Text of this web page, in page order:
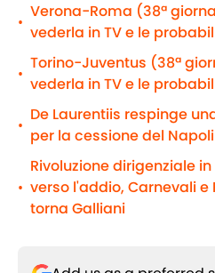
•
Verona-Roma (38ª
vederla in TV e le
•
Torino-Juventus (38ª
vederla in TV e le
•
De Laurentiis respinge
per la cessione del Napoli
•
Rivoluzione dirigenziale
verso l'addio, Carnevali e
torna Galliani